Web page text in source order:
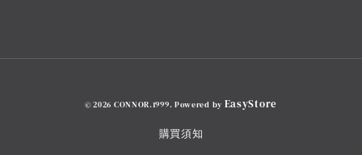
© 2026 CONNOR.1999. Powered by EasyStore
購買須知